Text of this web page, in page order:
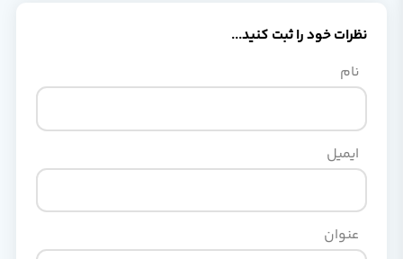
نظرات خود را ثبت کنید...
نام
ایمیل
عنوان